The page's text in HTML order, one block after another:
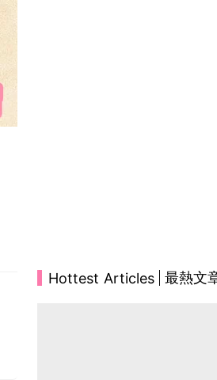
Hottest Articles 最熱文